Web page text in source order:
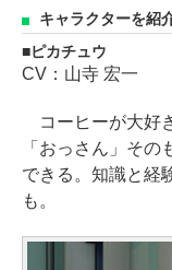
キャラクターを紹
ピカチュウ
CV：山寺 宏一
コーヒーが大好
「おっさん」そ
できる。知識と経
も。